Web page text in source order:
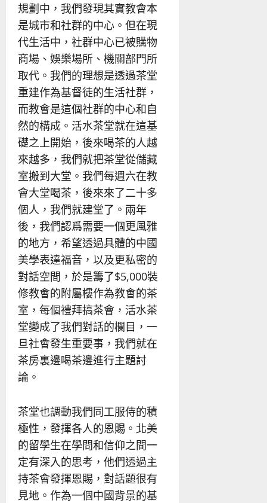
規劃中，我們發現其實教會本
是城市和社群的中心。但在現
代生活中，社群中心已被購物
商場、娛樂場所、機關部門所
取代。我們的理想是透過茶堂
重建作為基督徒的生活社群，
而教會是這個社群的中心和自
然的構成。活水茶堂就在這基
礎之上開始，後來喝茶的人越
來越多，我們就把茶堂從儲藏
室搬到大堂。我們每週六在教
會大堂喝茶，後來來了二十多
個人，我們就建堂了。兩年
後，我們認爲需要一個更風雅
的地方，希望透過具體的中國
美學表達福音，以及更私密的
對話空間，於是籌了$5,000裝
修教會的附屬樓作為教會的茶
室，每個禮拜搞茶會，活水茶
堂變成了我們對話的欄目，一
旦社會發生重要事，我們就在
茶房裏邊喝茶邊進行主題討
論。
茶堂也調動我們同工服侍的積
極性，發揮各人的恩賜。北美
的留學生在學問和信仰之間一
定有深入的思考，他們透過主
持茶會發揮恩賜，對話題很有
見地。作為一個中國背景的基